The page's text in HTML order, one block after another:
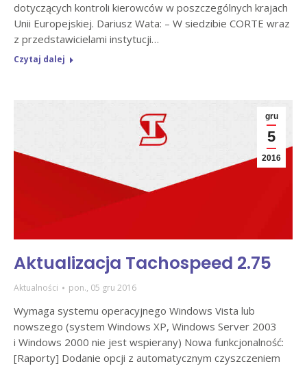
dotyczących kontroli kierowców w poszczególnych krajach
Unii Europejskiej. Dariusz Wata: – W siedzibie CORTE wraz
z przedstawicielami instytucji…
Czytaj dalej
gru
5
2016
Aktualizacja Tachospeed 2.75
Aktualności pon., 05 gru 2016
Wymaga systemu operacyjnego Windows Vista lub
nowszego (system Windows XP, Windows Server 2003
i Windows 2000 nie jest wspierany) Nowa funkcjonalność:
[Raporty] Dodanie opcji z automatycznym czyszczeniem